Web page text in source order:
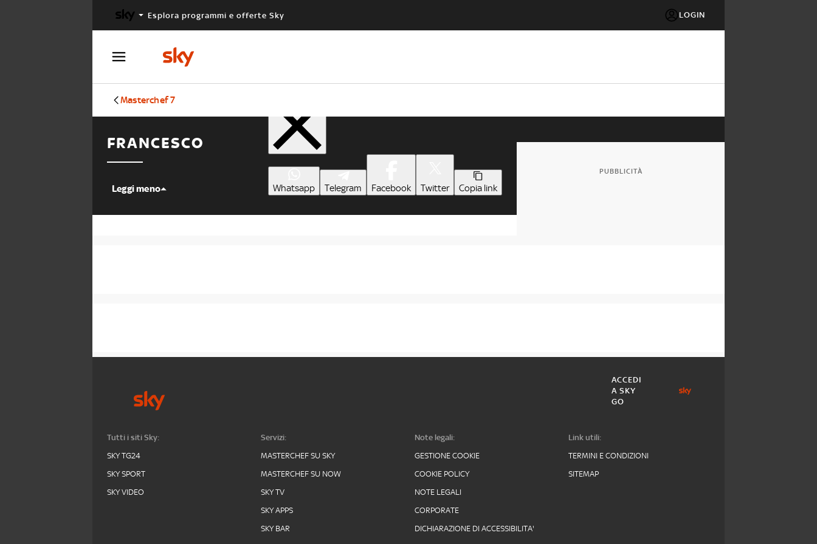
Esplora programmi e offerte Sky LOGIN
Masterchef 7
FRANCESCO
Leggi meno Whatsapp Telegram Facebook Twitter Copia link
PUBBLICITÀ
ACCEDI
A SKY
GO
Tutti i siti Sky:
SKY TG24
SKY SPORT
SKY VIDEO
Servizi:
MASTERCHEF SU SKY
MASTERCHEF SU NOW
SKY TV
SKY APPS
SKY BAR
Note legali:
GESTIONE COOKIE
COOKIE POLICY
NOTE LEGALI
CORPORATE
DICHIARAZIONE DI ACCESSIBILITA'
Link utili:
TERMINI E CONDIZIONI
SITEMAP